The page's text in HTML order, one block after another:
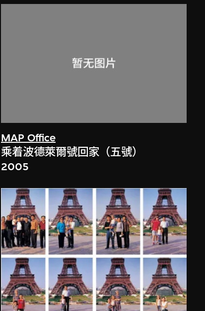
MAP Office
乘着波德萊爾號回家（五號）
2005